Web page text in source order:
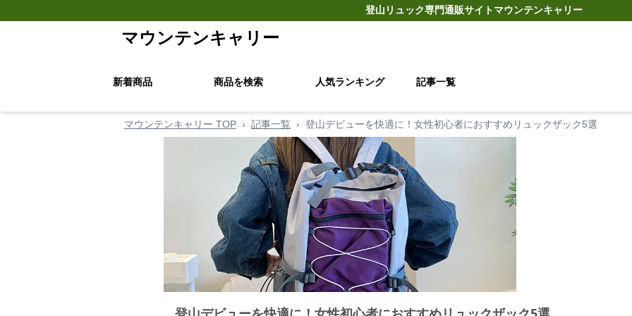
登山リュック専門通販サイトマウンテンキャリー
マウンテンキャリー
新着商品 商品を検索 人気ランキング 記事一覧
マウンテンキャリー TOP › 記事一覧 › 登山デビューを快適に！女性初心者におすすめリュックザック5選